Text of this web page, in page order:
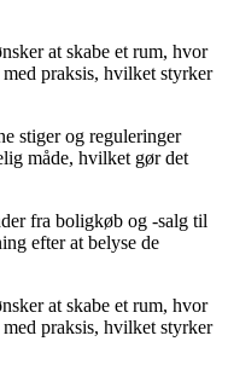
at skabe et rum, hvor
praksis, hvilket styrker
stiger og reguleringer
måde, hvilket gør det
fra boligkøb og -salg til
efter at belyse de
at skabe et rum, hvor
praksis, hvilket styrker